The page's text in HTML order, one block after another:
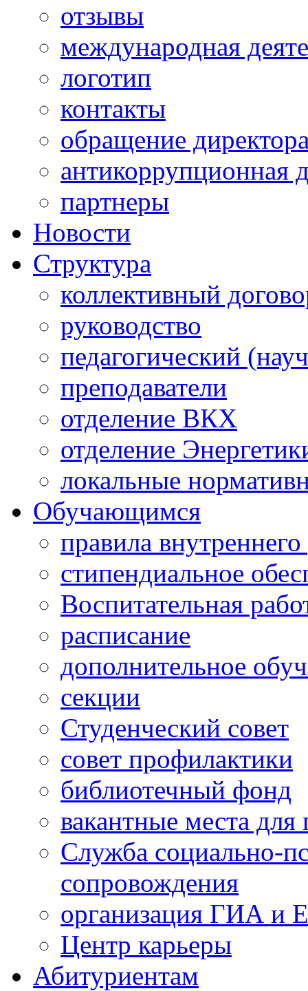
отзывы
международная
логотип
контакты
обращение
антикоррупционная
партнеры
Новости
Структура
коллективный
руководство
педагогический
преподаватели
отделение ВКХ
отделение
локальные
Обучающимся
правила
стипендиальное
Воспитательная
расписание
дополнительное
секции
Студенческий совет
совет профилактики
библиотечный фонд
вакантные места
Служба социально-
сопровождения
организация ГИА и
Центр карьеры
Абитуриентам